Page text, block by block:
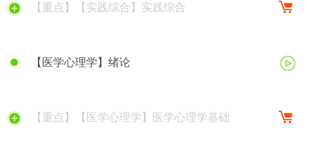
【重点】【实践综合】实践综合
【医学心理学】绪论
【重点】【医学心理学】医学心理学基础